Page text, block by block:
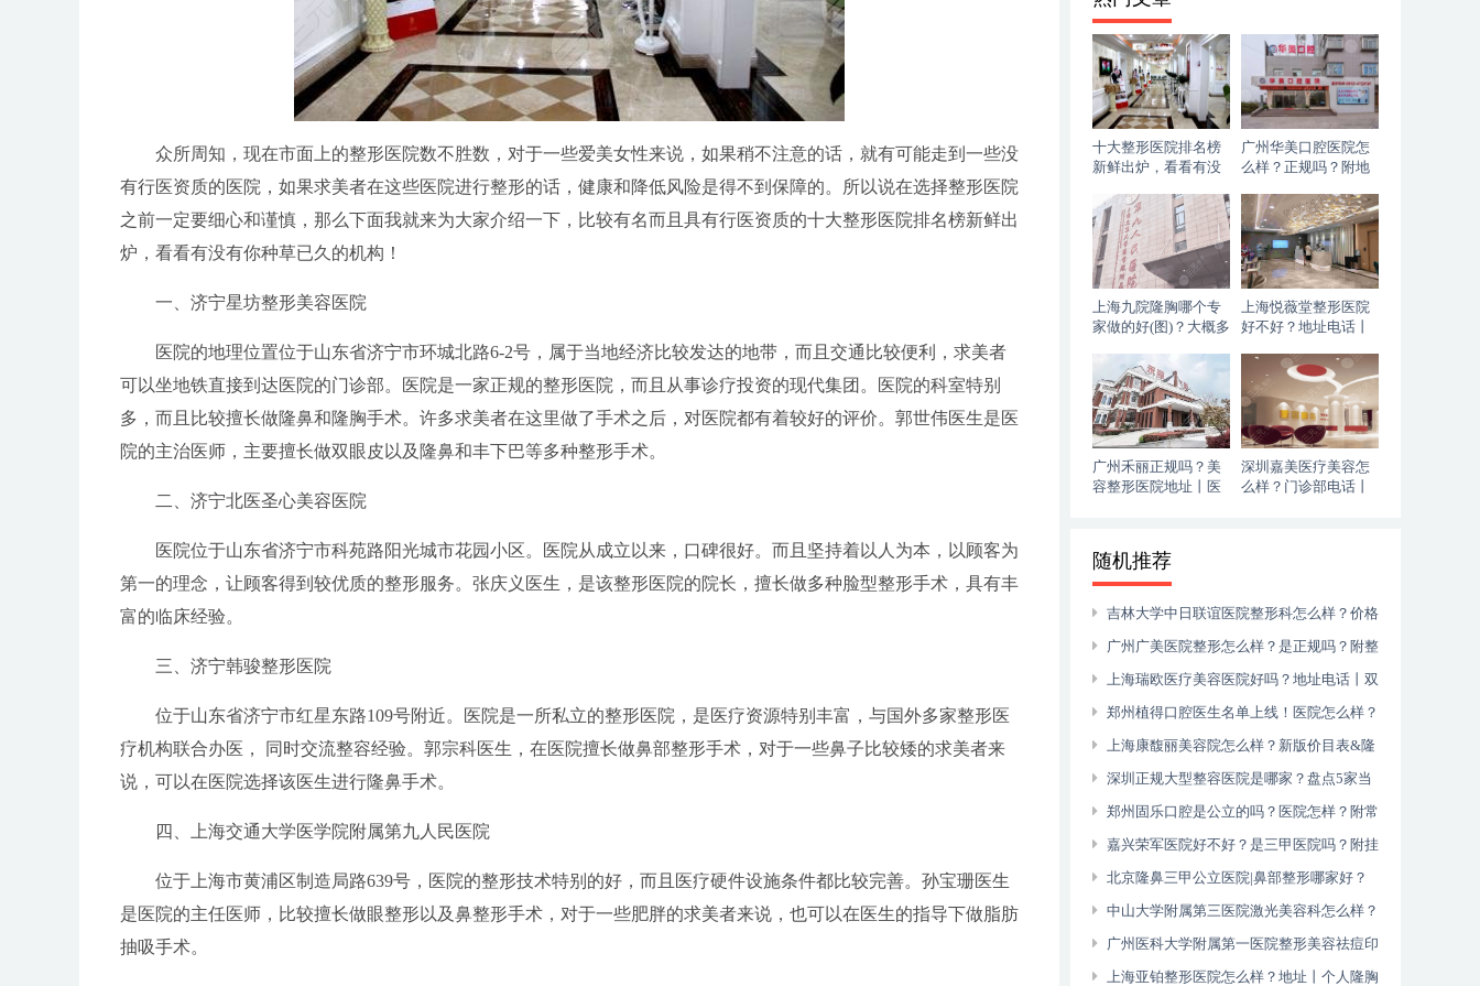
众所周知，现在市面上的整形医院数不胜数，对于一些爱美女性来说，如果稍不注意的话，就有可能走到一些没
有行医资质的医院，如果求美者在这些医院进行整形的话，健康和降低风险是得不到保障的。所以说在选择整形医院
之前一定要细心和谨慎，那么下面我就来为大家介绍一下，比较有名而且具有行医资质的十大整形医院排名榜新鲜出
炉，看看有没有你种草已久的机构！
一、济宁星坊整形美容医院
医院的地理位置位于山东省济宁市环城北路6-2号，属于当地经济比较发达的地带，而且交通比较便利，求美者
可以坐地铁直接到达医院的门诊部。医院是一家正规的整形医院，而且从事诊疗投资的现代集团。医院的科室特别
多，而且比较擅长做隆鼻和隆胸手术。许多求美者在这里做了手术之后，对医院都有着较好的评价。郭世伟医生是医
院的主治医师，主要擅长做双眼皮以及隆鼻和丰下巴等多种整形手术。
二、济宁北医圣心美容医院
医院位于山东省济宁市科苑路阳光城市花园小区。医院从成立以来，口碑很好。而且坚持着以人为本，以顾客为
第一的理念，让顾客得到较优质的整形服务。张庆义医生，是该整形医院的院长，擅长做多种脸型整形手术，具有丰
富的临床经验。
三、济宁韩骏整形医院
位于山东省济宁市红星东路109号附近。医院是一所私立的整形医院，是医疗资源特别丰富，与国外多家整形医
疗机构联合办医， 同时交流整容经验。郭宗科医生，在医院擅长做鼻部整形手术，对于一些鼻子比较矮的求美者来
说，可以在医院选择该医生进行隆鼻手术。
四、上海交通大学医学院附属第九人民医院
位于上海市黄浦区制造局路639号，医院的整形技术特别的好，而且医疗硬件设施条件都比较完善。孙宝珊医生
是医院的主任医师，比较擅长做眼整形以及鼻整形手术，对于一些肥胖的求美者来说，也可以在医生的指导下做脂肪
抽吸手术。
十大整形医院排名榜
新鲜出炉，看看有没
构！
广州华美口腔医院怎
么样？正规吗？附地
上海九院隆胸哪个专
家做的好(图)？大概多
上海悦薇堂整形医院
好不好？地址电话丨
广州禾丽正规吗？美
容整形医院地址丨医
深圳嘉美医疗美容怎
么样？门诊部电话丨
随机推荐
吉林大学中日联谊医院整形科怎么样？价格
表丨电话
广州广美医院整形怎么样？是正规吗？附整
形地址及电话
上海瑞欧医疗美容医院好吗？地址电话丨双
眼皮经历分享
郑州植得口腔医生名单上线！医院怎么样？
附刘明舟、苏莱曼医生简介+地址
上海康馥丽美容院怎么样？新版价目表&隆
鼻整形经历
深圳正规大型整容医院是哪家？盘点5家当
地人赞不绝口的医院
郑州固乐口腔是公立的吗？医院怎样？附常
显亭、刘飞宏医生简介+医院地址
嘉兴荣军医院好不好？是三甲医院吗？附挂
号预约电话
北京隆鼻三甲公立医院|鼻部整形哪家好？
积水潭\同仁\世纪坛等上榜！
中山大学附属第三医院激光美容科怎么样？
附价格表&医生介绍&案例
广州医科大学附属第一医院整形美容祛痘印
怎样？附医生介绍&价格表
上海亚铂整形医院怎么样？地址丨个人隆胸